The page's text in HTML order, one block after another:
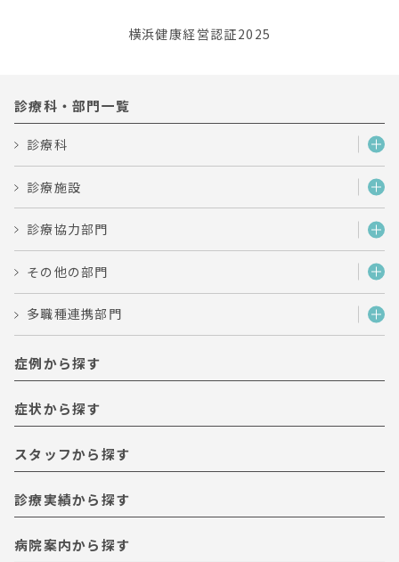
横浜健康経営認証2025
診療科・部門一覧
診療科
診療施設
診療協力部門
その他の部門
多職種連携部門
症例から探す
症状から探す
スタッフから探す
診療実績から探す
病院案内から探す